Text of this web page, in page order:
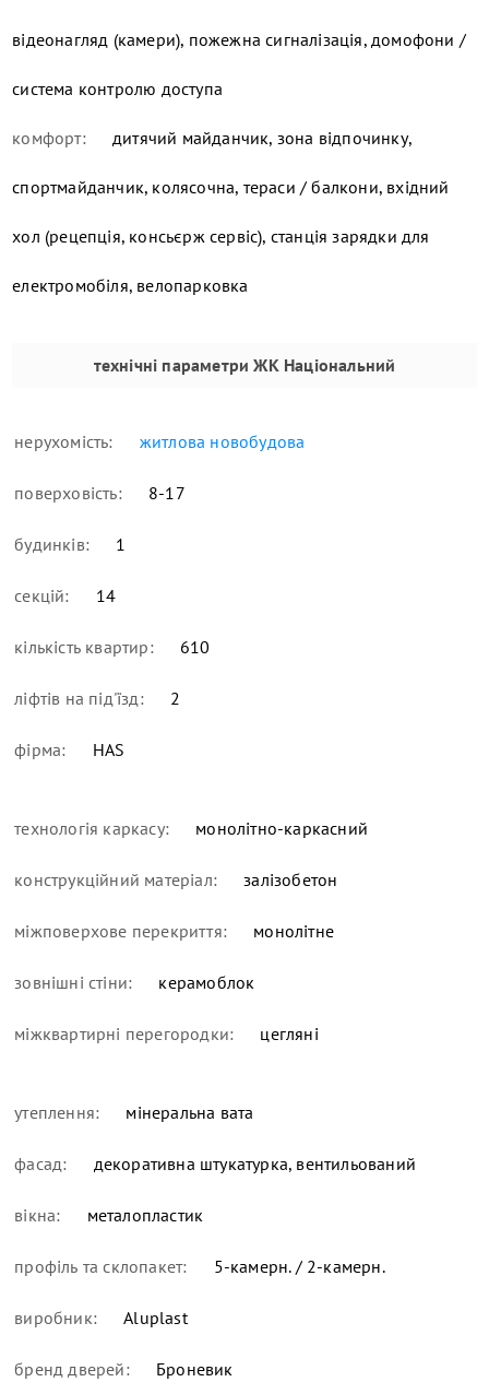
відеонагляд (камери), пожежна сигналізація, домофони /
система контролю доступа
комфорт: дитячий майданчик, зона відпочинку,
спортмайданчик, колясочна, тераси / балкони, вхідний
хол (рецепція, консьєрж сервіс), станція зарядки для
електромобіля, велопарковка
технічні параметри ЖК Національний
нерухомість: житлова новобудова
поверховість: 8-17
будинків: 1
секцій: 14
кількість квартир: 610
ліфтів на під'їзд: 2
фірма: HAS
технологія каркасу: монолітно-каркасний
конструкційний матеріал: залізобетон
міжповерхове перекриття: монолітне
зовнішні стіни: керамоблок
міжквартирні перегородки: цегляні
утеплення: мінеральна вата
фасад: декоративна штукатурка, вентильований
вікна: металопластик
профіль та склопакет: 5-камерн. / 2-камерн.
виробник: Aluplast
бренд дверей: Броневик